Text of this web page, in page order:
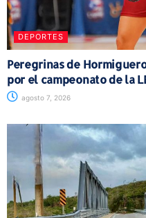
DEPORTES
Peregrinas de
por el campeonato de la
agosto 7, 2026